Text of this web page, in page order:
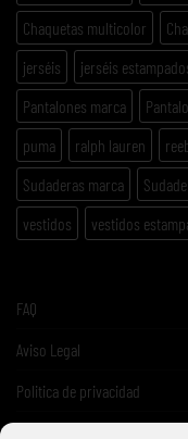
Chaquetas multicolor
jerséis
jerséis
Pantalones marca
puma
ralph lauren
Sudaderas marca
vestidos
vestidos
FAQ
Aviso Legal
Politica de privacidad